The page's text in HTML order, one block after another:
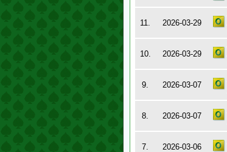
11. 2026-03-29
10. 2026-03-29
9. 2026-03-07
8. 2026-03-07
7. 2026-03-06